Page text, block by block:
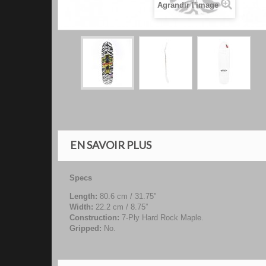
Agrandir l'image
EN SAVOIR PLUS
Specs
Length: 80.6 cm / 31.75”
Width: 22.2 cm / 8.75”
Construction: 7-Ply Hard Rock Maple.
Gripped: No.